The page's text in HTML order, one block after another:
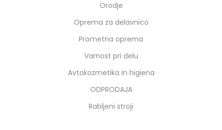
Orodje
Oprema za delavnico
Prometna oprema
Varnost pri delu
Avtokozmetika in higiena
ODPRODAJA
Rabljeni stroji